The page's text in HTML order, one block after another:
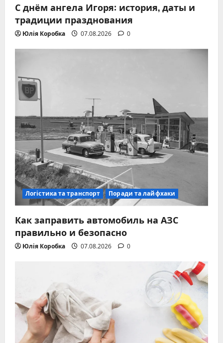
С днём ангела Игоря: история, даты и
традиции празднования
Юлія Коробка 07.08.2026 0
Логістика та транспорт Поради та лайфхаки
Как заправить автомобиль на АЗС
правильно и безопасно
Юлія Коробка 07.08.2026 0